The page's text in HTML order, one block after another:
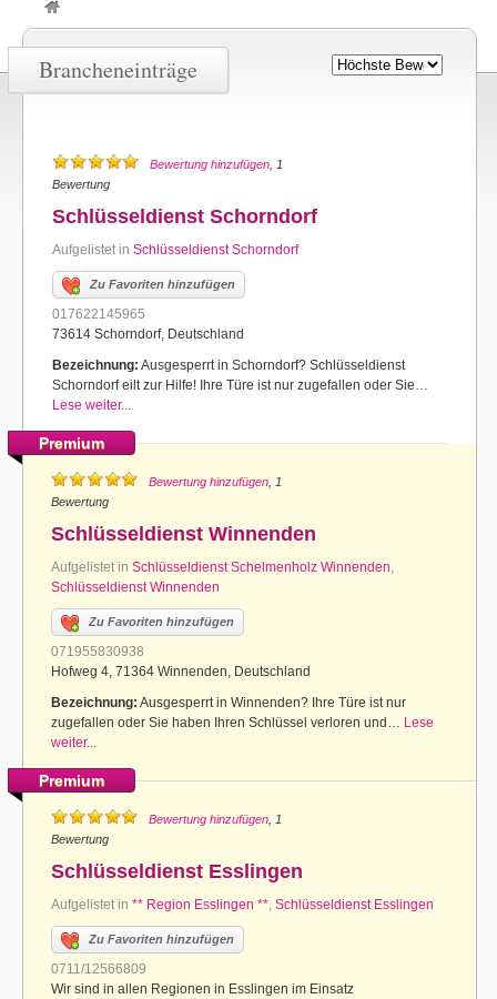
Brancheneinträge
Bewertung hinzufügen , 1
Bewertung
Schlüsseldienst Schorndorf
Aufgelistet in Schlüsseldienst Schorndorf
Zu Favoriten hinzufügen
017622145965
73614 Schorndorf, Deutschland
Bezeichnung: Ausgesperrt in Schorndorf? Schlüsseldienst
Schorndorf eilt zur Hilfe! Ihre Türe ist nur zugefallen oder Sie…
Lese weiter...
Premium
Bewertung hinzufügen , 1
Bewertung
Schlüsseldienst Winnenden
Aufgelistet in Schlüsseldienst Schelmenholz Winnenden,
Schlüsseldienst Winnenden
Zu Favoriten hinzufügen
071955830938
Hofweg 4, 71364 Winnenden, Deutschland
Bezeichnung: Ausgesperrt in Winnenden? Ihre Türe ist nur
zugefallen oder Sie haben Ihren Schlüssel verloren und… Lese
weiter...
Premium
Bewertung hinzufügen , 1
Bewertung
Schlüsseldienst Esslingen
Aufgelistet in ** Region Esslingen **, Schlüsseldienst Esslingen
Zu Favoriten hinzufügen
0711/12566809
Wir sind in allen Regionen in Esslingen im Einsatz